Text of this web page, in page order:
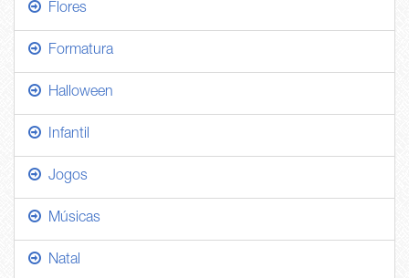
Flores
Formatura
Halloween
Infantil
Jogos
Músicas
Natal